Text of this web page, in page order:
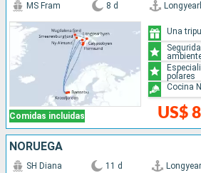
Comidas incluidas
MS Fram 8 d
US$
Una
polares
Cocina
NORUEGA
SH Diana 11 d